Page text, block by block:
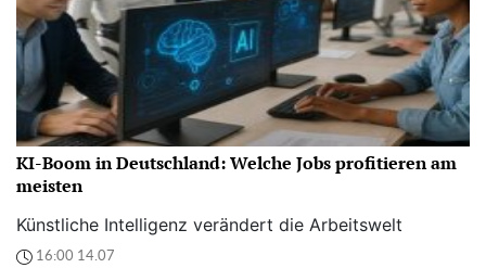
KI-Boom in Deutschland: Welche Jobs profitieren am
meisten
Künstliche Intelligenz verändert die Arbeitswelt
16:00 14.07